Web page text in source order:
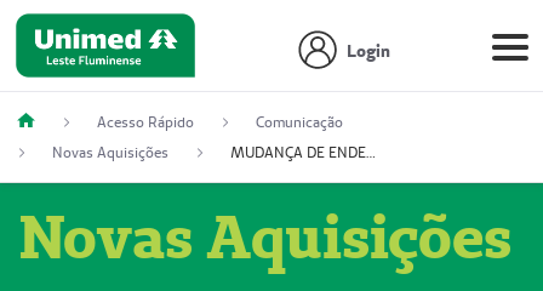
Login
Acesso Rápido
Comunicação
Novas Aquisições
MUDANÇA DE ENDEREÇO - DIAGITAB SERVIÇOS MÉDICOS LTDA (54003267-5)
Novas Aquisições